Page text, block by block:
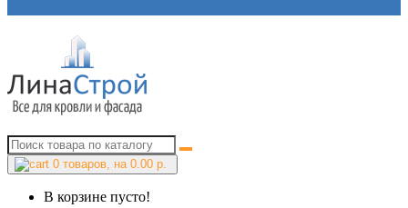
0 товаров, на 0.00 р.
В корзине пусто!